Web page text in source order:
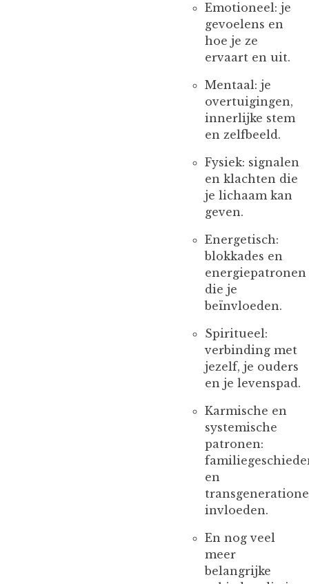
Emotioneel: je
gevoelens en
hoe je ze
ervaart en uit.
Mentaal: je
overtuigingen,
innerlijke stem
en zelfbeeld.
Fysiek: signalen
en klachten die
je lichaam kan
geven.
Energetisch:
blokkades en
energiepatronen
die je
beïnvloeden.
Spiritueel:
verbinding met
jezelf, je ouders
en je levenspad.
Karmische en
systemische
patronen:
en
invloeden.
En nog veel
meer
belangrijke